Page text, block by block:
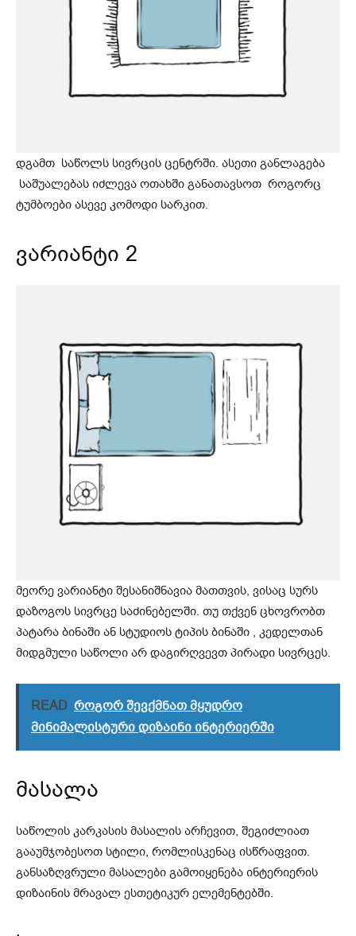
დგამთ საწოლს სივრცის ცენტრში. ასეთი განლაგება
საშუალებას იძლევა ოთახში განათავსოთ როგორც
ტუმბოები ასევე კომოდი სარკით.
ვარიანტი 2
მეორე ვარიანტი შესანიშნავია მათთვის, ვისაც სურს
დაზოგოს სივრცე საძინებელში. თუ თქვენ ცხოვრობთ
პატარა ბინაში ან სტუდიოს ტიპის ბინაში , კედელთან
მიდგმული საწოლი არ დაგირღვევთ პირადი სივრცეს.
READ როგორ შევქმნათ მყუდრო
მინიმალისტური დიზაინი ინტერიერში
მასალა
საწოლის კარკასის მასალის არჩევით, შეგიძლიათ
გააუმჯობესოთ სტილი, რომლისკენაც ისწრაფვით.
განსაზღვრული მასალები გამოიყენება ინტერიერის
დიზაინის მრავალ ესთეტიკურ ელემენტებში.